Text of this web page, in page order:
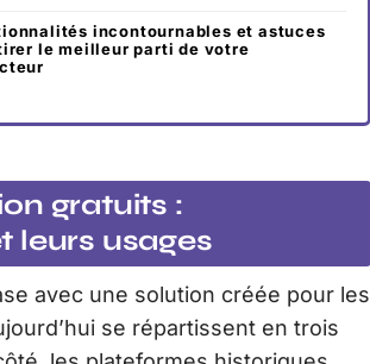
incontournables et astuces
le meilleur parti de votre
gratuits :
leurs usages
avec une solution créée pour les
se répartissent en trois